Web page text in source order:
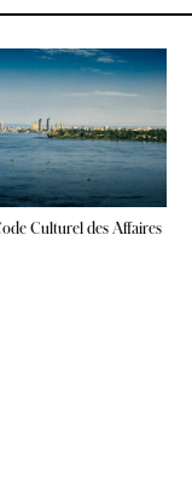
Culturel des Affaires